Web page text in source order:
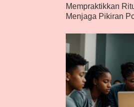
Mempraktikkan
Menjaga Pikiran